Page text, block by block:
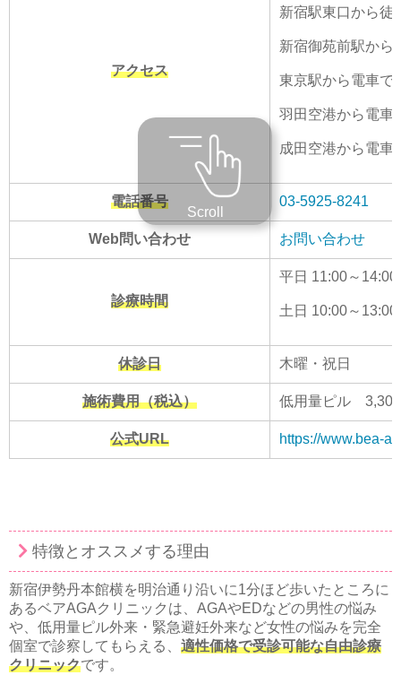
アクセス
新宿駅東口から徒
新宿御苑前駅から
東京駅から電車で
羽田空港から電車
成田空港から電車
電話番号 03-5925-8241
Web問い合わせ お問い合わせ
診療時間
平日 11:00～
土日 10:00～
休診日 ⽊曜・祝日
施術費用（税込） 低用量ピル
公式URL https://www.bea-
Scroll
特徴とオススメする理由
新宿伊勢丹本館横を明治通り沿いに1分ほど歩いたところに
あるベアAGAクリニックは、AGAやEDなどの男性の悩み
や、低用量ピル外来・緊急避妊外来など女性の悩みを完全
個室で診察してもらえる、 適性価格で受診可能な自由診療
クリニックです。